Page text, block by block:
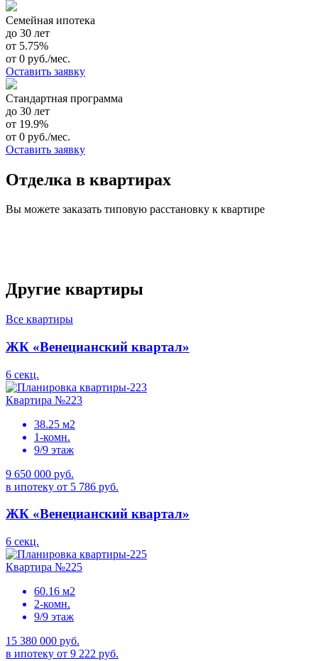
Семейная ипотека
до 30 лет
от 5.75%
от 0 руб./мес.
Оставить заявку
Стандартная программа
до 30 лет
от 19.9%
от 0 руб./мес.
Оставить заявку
Отделка в квартирах
Вы можете заказать типовую расстановку к квартире
Другие квартиры
Все квартиры
ЖК «Венецианский квартал»
6 секц.
Квартира №223
38.25 м2
1-комн.
9/9 этаж
9 650 000 руб.
в ипотеку от 5 786 руб.
ЖК «Венецианский квартал»
6 секц.
Квартира №225
60.16 м2
2-комн.
9/9 этаж
15 380 000 руб.
в ипотеку от 9 222 руб.